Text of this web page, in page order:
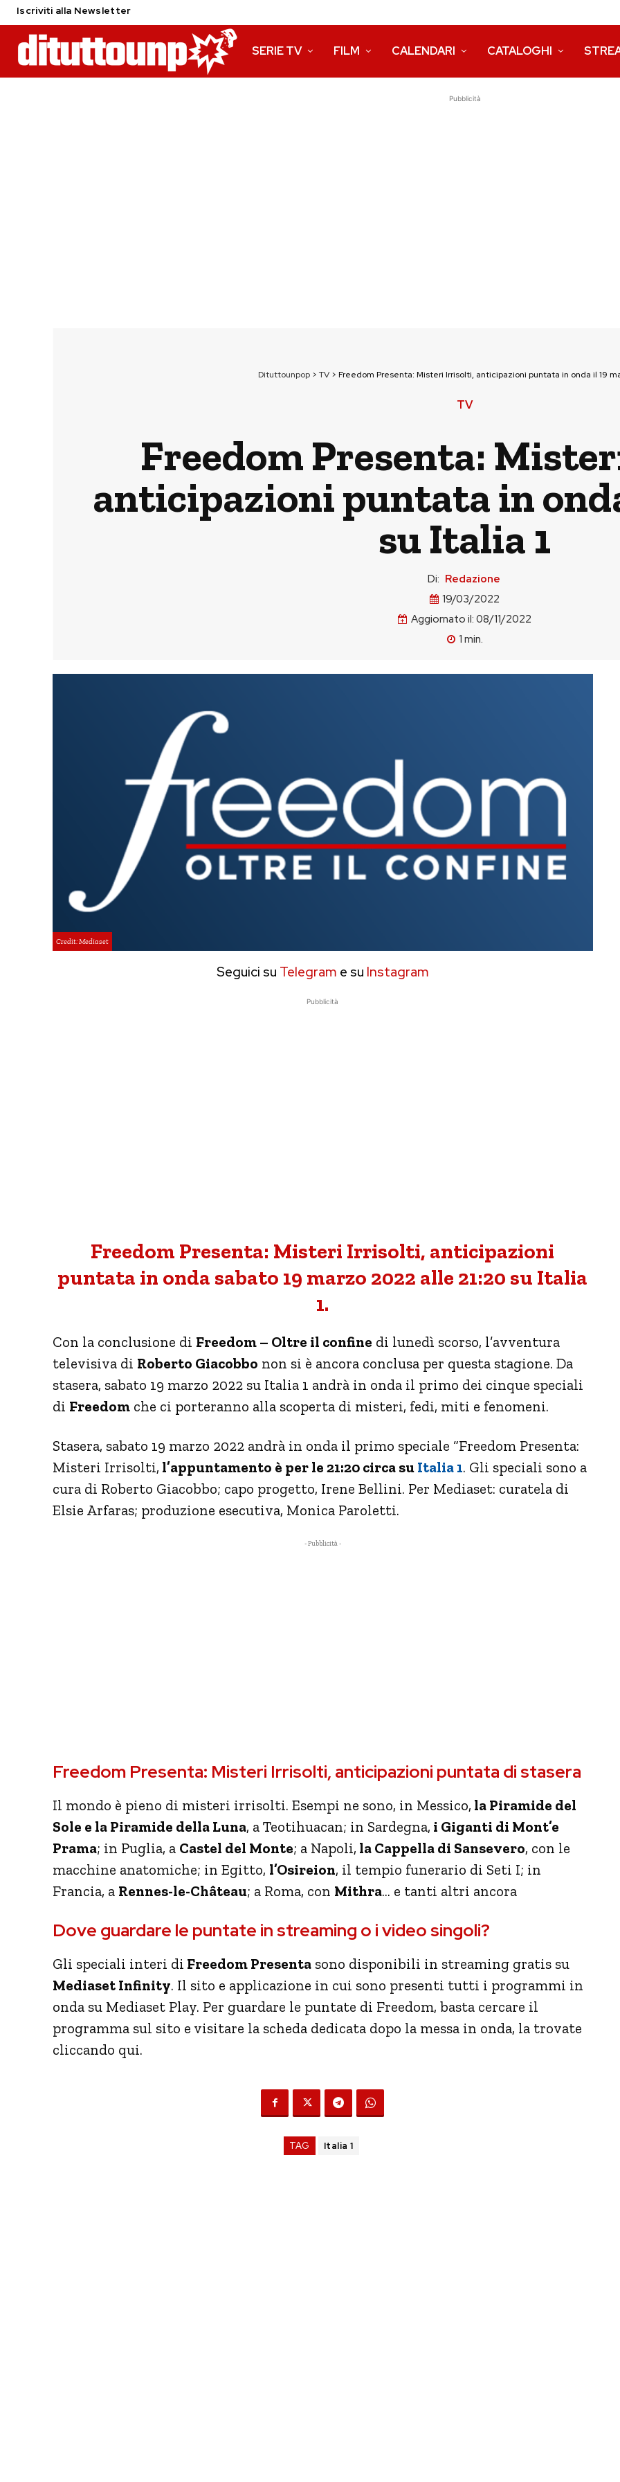
Iscriviti alla Newsletter
SERIE TV FILM CALENDARI CATALOGHI
Pubblicità
Dituttounpop> TV> Freedom Presenta: Misteri Irrisolti, anticipazioni puntata in onda il 19
TV
Freedom Presenta:
anticipazioni puntata in
su Italia 1
Di: Redazione
19/03/2022
Aggiornato il: 08/11/2022
1 min.
Credit: Mediaset
Seguici su Telegram e su Instagram
Pubblicità
Freedom Presenta: Misteri Irrisolti, anticipazioni
puntata in onda sabato 19 marzo 2022 alle 21:20 su Italia
1.
Con la conclusione di Freedom – Oltre il confine di lunedì scorso, l’avventura
televisiva di Roberto Giacobbo non si è ancora conclusa per questa stagione. Da
stasera, sabato 19 marzo 2022 su Italia 1 andrà in onda il primo dei cinque speciali
di Freedom che ci porteranno alla scoperta di misteri, fedi, miti e fenomeni.
Stasera, sabato 19 marzo 2022 andrà in onda il primo speciale “Freedom Presenta:
Misteri Irrisolti, l’appuntamento è per le 21:20 circa su Italia 1. Gli speciali sono a
cura di Roberto Giacobbo; capo progetto, Irene Bellini. Per Mediaset: curatela di
Elsie Arfaras; produzione esecutiva, Monica Paroletti.
- Pubblicità -
Freedom Presenta: Misteri Irrisolti, anticipazioni puntata di stasera
Il mondo è pieno di misteri irrisolti. Esempi ne sono, in Messico, la Piramide del
Sole e la Piramide della Luna, a Teotihuacan; in Sardegna, i Giganti di Mont’e
Prama; in Puglia, a Castel del Monte; a Napoli, la Cappella di Sansevero, con le
macchine anatomiche; in Egitto, l’Osireion, il tempio funerario di Seti I; in
Francia, a Rennes-le-Château; a Roma, con Mithra… e tanti altri ancora
Dove guardare le puntate in streaming o i video singoli?
Gli speciali interi di Freedom Presenta sono disponibili in streaming gratis su
Mediaset Infinity. Il sito e applicazione in cui sono presenti tutti i programmi in
onda su Mediaset Play. Per guardare le puntate di Freedom, basta cercare il
programma sul sito e visitare la scheda dedicata dopo la messa in onda, la trovate
cliccando qui.
TAG Italia 1